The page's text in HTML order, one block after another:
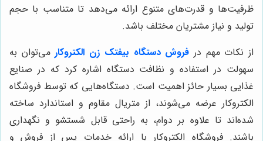
ظرفیت‌ها و قدرت‌های متنوع ارائه می‌دهد تا متناسب با حجم
تولید و نیاز مشتریان مختلف باشد.
از نکات مهم در فروش دستگاه بیفتک زن الکتروکار می‌توان به
سهولت در استفاده و نظافت دستگاه اشاره کرد که در صنایع
غذایی بسیار حائز اهمیت است. دستگاه‌هایی که توسط فروشگاه
الکتروکار عرضه می‌شوند، از متریال مقاوم و استاندارد ساخته
شده‌اند تا علاوه بر دوام، به راحتی قابل شستشو و نگهداری
باشند. فروشگاه الکتروکار با ارائه خدمات پس از فروش و